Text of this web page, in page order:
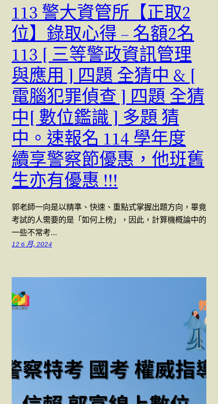
113 警大資管所【正取2
位】錄取心得 – 名額2名
113 [ 三等警政資訊管理
與應用 ] 四題 全猜中 & [
電腦犯罪偵查 ] 四題 全猜
中[ 數位鑑識 ] 多題 猜
中。速報名 114 學年度
續享警察節優惠，他班舊
生亦有優惠 !!!
郭老師一向是以精準、快速、重點式掌握出題方向，畢竟
考試的人需要的是「如何上榜」，因此，計算機概論中的
一些不常考…
12 6 月, 2024